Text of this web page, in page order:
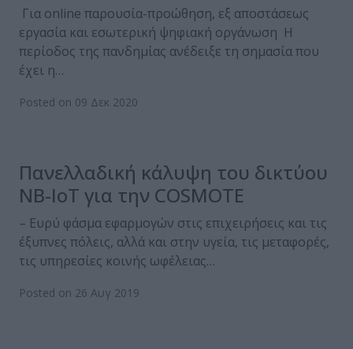
Για online παρουσία-προώθηση, εξ αποστάσεως
εργασία και εσωτερική ψηφιακή οργάνωση Η
περίοδος της πανδημίας ανέδειξε τη σημασία που
έχει η…
Posted on 09 Δεκ 2020
Πανελλαδική κάλυψη του δικτύου
NB-IoT για την COSMOTE
– Ευρύ φάσμα εφαρμογών στις επιχειρήσεις και τις
έξυπνες πόλεις, αλλά και στην υγεία, τις μεταφορές,
τις υπηρεσίες κοινής ωφέλειας…
Posted on 26 Αυγ 2019